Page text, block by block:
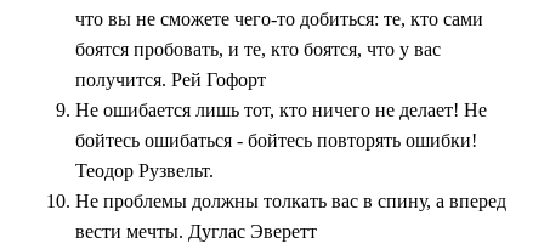
что вы не сможете чего-то добиться: те, кто сами
боятся пробовать, и те, кто боятся, что у вас
получится. Рей Гофорт
Не ошибается лишь тот, кто ничего не делает! Не
бойтесь ошибаться - бойтесь повторять ошибки!
Теодор Рузвельт.
Не проблемы должны толкать вас в спину, а вперед
вести мечты. Дуглас Эверетт